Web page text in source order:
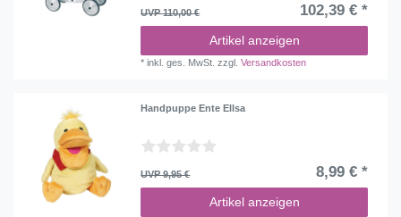
UVP 110,00 € 102,39 € *
Artikel anzeigen
*inkl. ges. MwSt. zzgl.Versandkosten
Handpuppe Ente Ellsa
UVP 9,95 € 8,99 € *
Artikel anzeigen